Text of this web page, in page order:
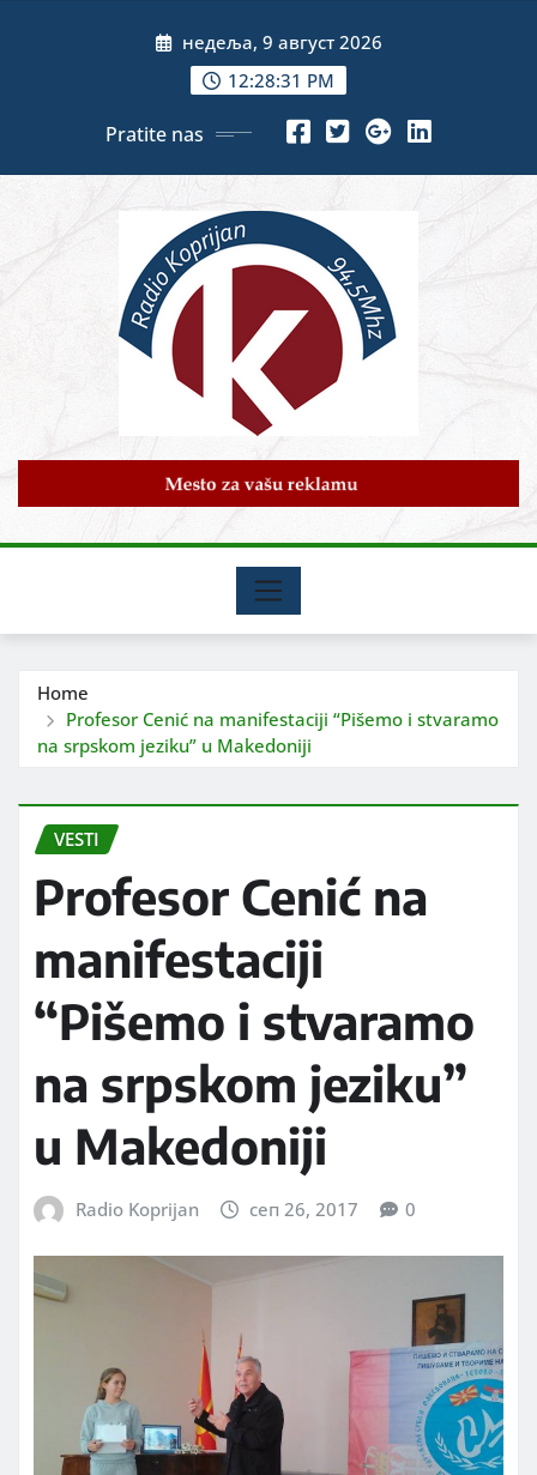
недеља, 9 август 2026
12:28:33 PM
Pratite nas
Home
Profesor Cenić na manifestaciji “Pišemo i stvaramo
na srpskom jeziku” u Makedoniji
VESTI
Profesor Cenić na
manifestaciji
“Pišemo i stvaramo
na srpskom jeziku”
u Makedoniji
Radio Koprijan сеп 26, 2017 0